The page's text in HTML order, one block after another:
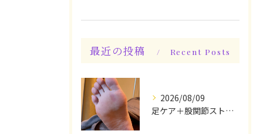
最近の投稿 Recent Posts
2026/08/09
足ケア＋股関節ストレッチ込み身体整えケアでスッキリ♪